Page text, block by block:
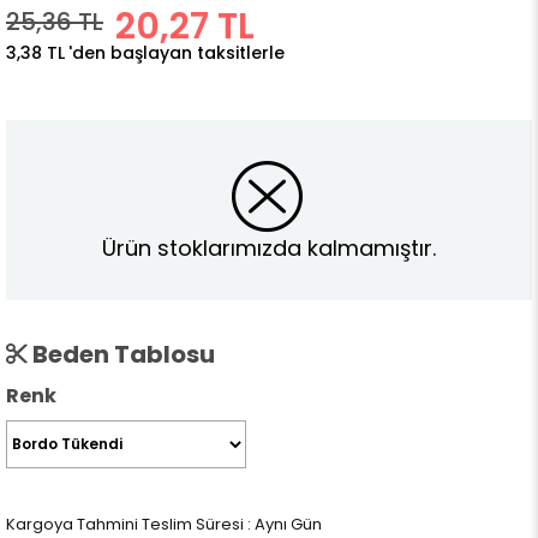
25,36 TL 20,27 TL
3,38 TL 'den başlayan taksitlerle
Ürün stoklarımızda kalmamıştır.
Beden Tablosu
Renk
Kargoya Tahmini Teslim Süresi : Aynı Gün